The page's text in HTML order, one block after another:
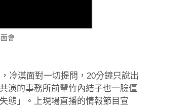
會
冷漠面對一切提問，20分鐘只說出
演的事務所前輩竹內結子也一臉僵
態」。上現場直播的情報節目宣